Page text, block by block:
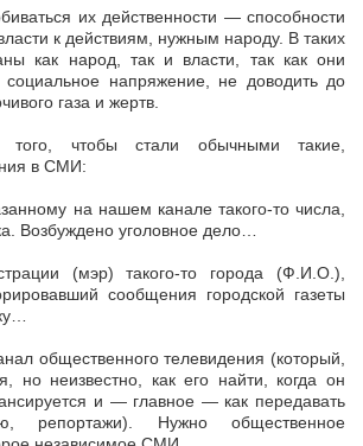
их действенности — способности
к действиям, нужным народу. В таких
как народ, так и власти, так как они
социальное напряжение, не доводить до
газа и жертв.
того, чтобы стали обычными такие,
в СМИ:
на нашем канале такого-то числа,
Возбуждено уголовное дело…
(мэр) такого-то города (Ф.И.О.),
сообщения городской газеты
общественного телевидения (который,
но неизвестно, как его найти, когда он
и — главное — как передавать
репортажи). Нужно общественное